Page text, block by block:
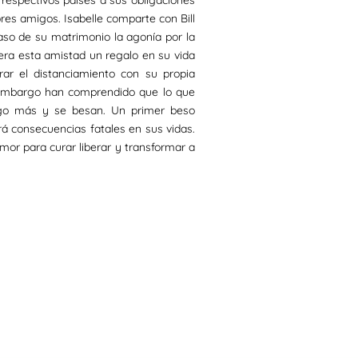
amigos. Isabelle comparte con Bill
de su matrimonio la agonía por la
esta amistad un regalo en su vida
el distanciamiento con su propia
han comprendido que lo que
más y se besan. Un primer beso
consecuencias fatales en sus vidas.
para curar liberar y transformar a